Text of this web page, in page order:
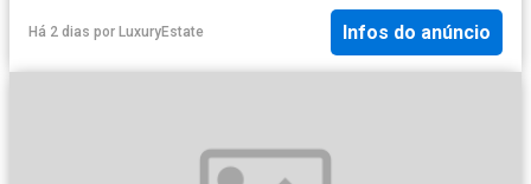
Há 2 dias por LuxuryEstate Infos do anúncio